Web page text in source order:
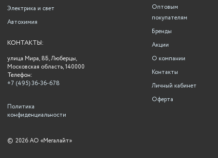
Оптовым
покупателям
Бренды
Акции
О компании
Контакты
Личный кабинет
Оферта
Электрика и свет
Автохимия
КОНТАКТЫ:
улица Мира, 8Б, Люберцы,
Московская область, 140000
Телефон:
+7 (495) 36-36-678
Политика
конфиденциальности
© 2026 АО «Мегалайт»